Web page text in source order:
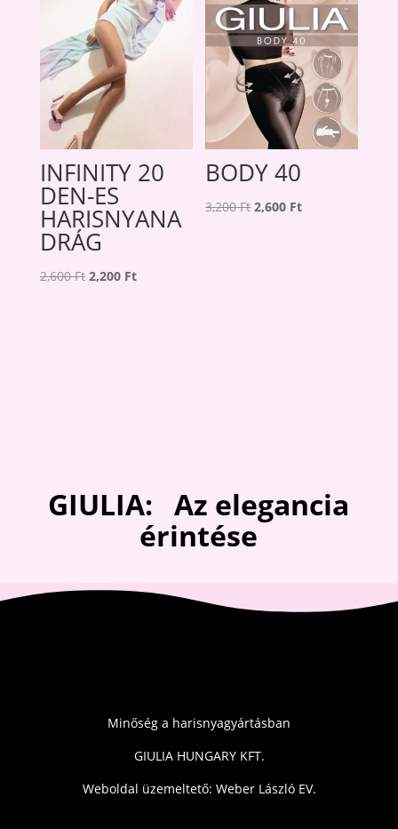
INFINITY 20
DEN-ES
HARISNYANA
DRÁG
2,600Ft Original
2,200 FtCurrent
BODY 40
3,200Ft Original
2,600 FtCurrent
GIULIA: Az elegancia
érintése
Minőség a harisnyagyártásban
GIULIA HUNGARY KFT.
Weboldal üzemeltető: Weber László EV.